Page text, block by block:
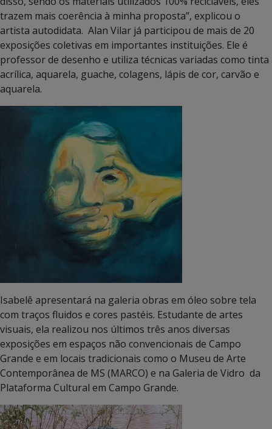
trazem mais coerência à minha proposta”, explicou o
artista autodidata. Alan Vilar já participou de mais de 20
exposições coletivas em importantes instituições. Ele é
professor de desenho e utiliza técnicas variadas como tinta
acrílica, aquarela, guache, colagens, lápis de cor, carvão e
aquarela.
Isabelê apresentará na galeria obras em óleo sobre tela
com traços fluidos e cores pastéis. Estudante de artes
visuais, ela realizou nos últimos três anos diversas
exposições em espaços não convencionais de Campo
Grande e em locais tradicionais como o Museu de Arte
Contemporânea de MS (MARCO) e na Galeria de Vidro da
Plataforma Cultural em Campo Grande.